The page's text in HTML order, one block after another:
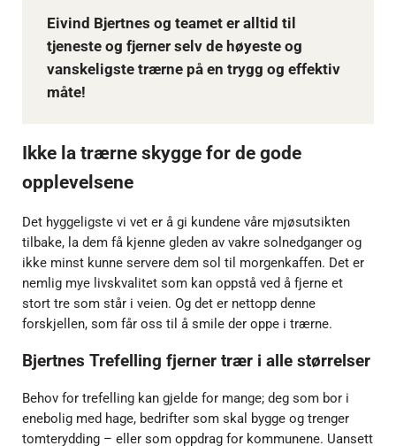
Eivind Bjertnes og teamet er alltid til
tjeneste og fjerner selv de høyeste og
vanskeligste trærne på en trygg og effektiv
måte!
Ikke la trærne skygge for de gode
opplevelsene
Det hyggeligste vi vet er å gi kundene våre mjøsutsikten
tilbake, la dem få kjenne gleden av vakre solnedganger og
ikke minst kunne servere dem sol til morgenkaffen. Det er
nemlig mye livskvalitet som kan oppstå ved å fjerne et
stort tre som står i veien. Og det er nettopp denne
forskjellen, som får oss til å smile der oppe i trærne.
Bjertnes Trefelling fjerner trær i alle størrelser
Behov for trefelling kan gjelde for mange; deg som bor i
enebolig med hage, bedrifter som skal bygge og trenger
tomterydding – eller som oppdrag for kommunene. Uansett